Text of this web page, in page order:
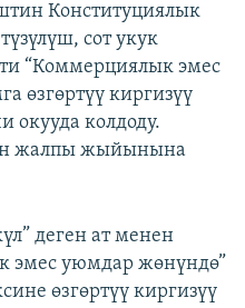
Конституциялык
сот укук
“Коммерциялык эмес
өзгөртүү киргизүү
окууда колдоду.
жалпы жыйынына
деген ат менен
эмес уюмдар жөнүндө”
өзгөртүү киргизүү